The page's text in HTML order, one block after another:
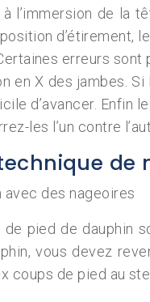
l’immersion de la
d’étirement,
erreurs
en X des jambes.
d’avancer.
les l’un contre
de
des nageoires
pied de dauphin
vous devez
coups de pied au